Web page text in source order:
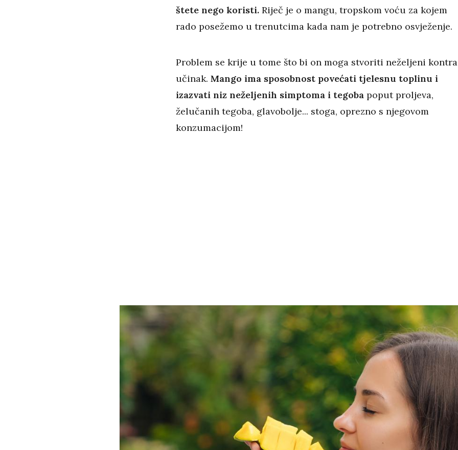
štete nego koristi. Riječ je o mangu, tropskom voću za kojem
rado posežemo u trenutcima kada nam je potrebno osvježenje.
Problem se krije u tome što bi on moga stvoriti neželjeni kontra
učinak. Mango ima sposobnost povećati tjelesnu toplinu i
izazvati niz neželjenih simptoma i tegobapoput proljeva,
želučanih tegoba, glavobolje... stoga, oprezno s njegovom
konzumacijom!